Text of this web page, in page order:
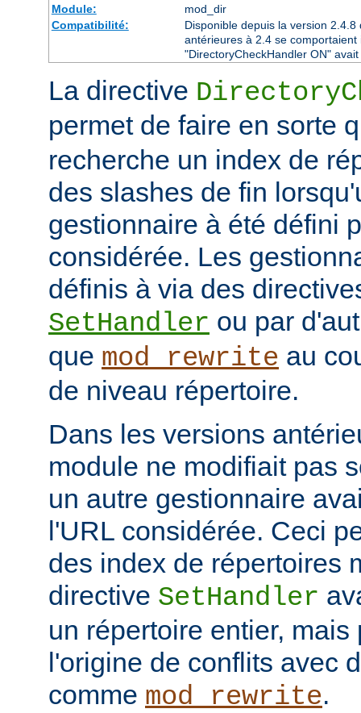
Module:
mod_dir
Compatibilité:
Disponible depuis la version
antérieures à 2.4 se
"DirectoryCheckHandler ON"
La directive
permet de faire en sorte
recherche un index de
des slashes de fin
gestionnaire à été défini
considérée. Les
définis à via des
SetHandler ou par
que mod_rewrite au
de niveau répertoire.
Dans les versions
module ne modifiait pas
un autre gestionnaire
l'URL considérée. Ceci
des index de répertoires
directive SetHandler
un répertoire entier,
l'origine de conflits avec
comme mod_rewrite.